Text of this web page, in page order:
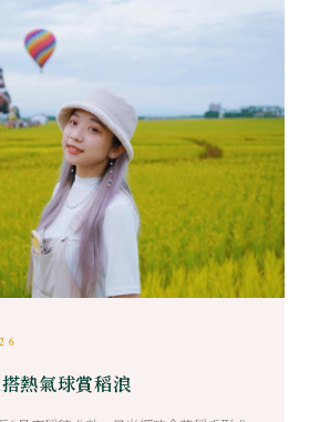
熱氣球賞稻浪